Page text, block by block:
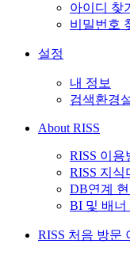
아이디 찾기
비밀번호
설정
내 정보
검색환경
About RISS
RISS 이용
RISS 지식
DB연계
BI 및 배너
RISS 처음 방문